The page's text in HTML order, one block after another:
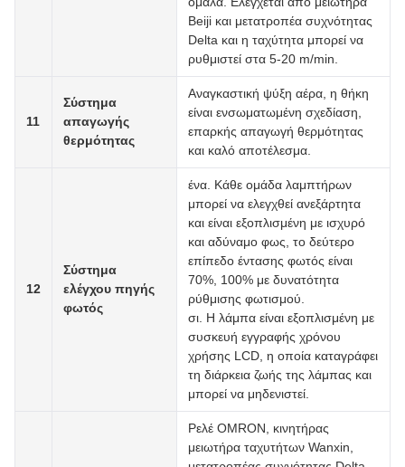
Beiji και μετατροπέα συχνότητας
Delta και η ταχύτητα μπορεί να
ρυθμιστεί στα 5-20 m/min.
11
Σύστημα
απαγωγής
θερμότητας
Αναγκαστική ψύξη αέρα, η θήκη
είναι ενσωματωμένη σχεδίαση,
επαρκής απαγωγή θερμότητας
και καλό αποτέλεσμα.
12
Σύστημα
ελέγχου πηγής
φωτός
ένα. Κάθε ομάδα λαμπτήρων
μπορεί να ελεγχθεί ανεξάρτητα
και είναι εξοπλισμένη με ισχυρό
και αδύναμο φως, το δεύτερο
επίπεδο έντασης φωτός είναι
70%, 100% με δυνατότητα
ρύθμισης φωτισμού.
σι. Η λάμπα είναι εξοπλισμένη με
συσκευή εγγραφής χρόνου
χρήσης LCD, η οποία καταγράφει
τη διάρκεια ζωής της λάμπας και
μπορεί να μηδενιστεί.
Ρελέ OMRON, κινητήρας
μειωτήρα ταχυτήτων Wanxin,